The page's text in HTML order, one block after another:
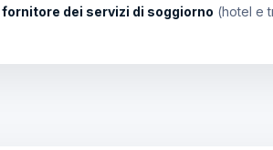
fornitore dei servizi di soggiorno (hotel e